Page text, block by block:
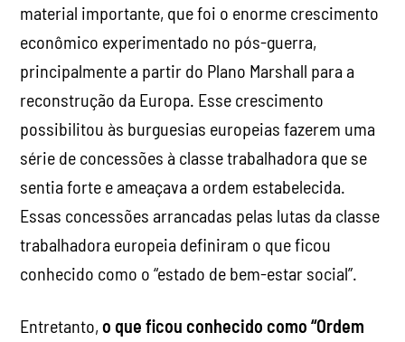
material importante, que foi o enorme crescimento
econômico experimentado no pós-guerra,
principalmente a partir do Plano Marshall para a
reconstrução da Europa. Esse crescimento
possibilitou às burguesias europeias fazerem uma
série de concessões à classe trabalhadora que se
sentia forte e ameaçava a ordem estabelecida.
Essas concessões arrancadas pelas lutas da classe
trabalhadora europeia definiram o que ficou
conhecido como o “estado de bem-estar social”.
Entretanto,o que ficou conhecido como “Ordem